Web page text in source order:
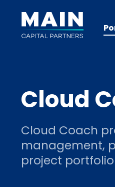
Cloud
Cloud Coach
management,
project